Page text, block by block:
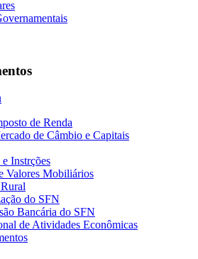
de Renda
de Câmbio e Capitais
Instrções
Valores Mobiliários
do SFN
Bancária do SFN
de Atividades Econômicas